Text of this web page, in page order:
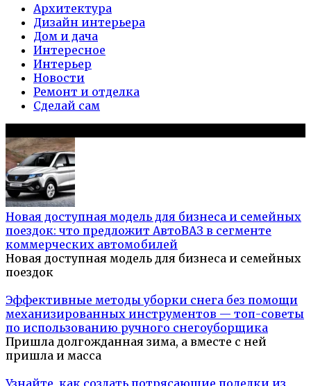
Архитектура
Дизайн интерьера
Дом и дача
Интересное
Интерьер
Новости
Ремонт и отделка
Сделай сам
Новая доступная модель для бизнеса и семейных
поездок: что предложит АвтоВАЗ в сегменте
коммерческих автомобилей
Новая доступная модель для бизнеса и семейных
поездок
Эффективные методы уборки снега без помощи
механизированных инструментов — топ-советы
по использованию ручного снегоуборщика
Пришла долгожданная зима, а вместе с ней
пришла и масса
Узнайте, как создать потрясающие поделки из